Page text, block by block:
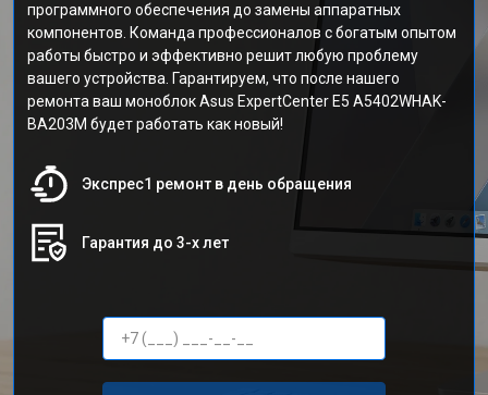
программного обеспечения до замены аппаратных
компонентов. Команда профессионалов с богатым опытом
работы быстро и эффективно решит любую проблему
вашего устройства. Гарантируем, что после нашего
ремонта ваш моноблок Asus ExpertCenter E5 A5402WHAK-
BA203M будет работать как новый!
Экспрес1 ремонт в день обращения
Гарантия до 3-х лет